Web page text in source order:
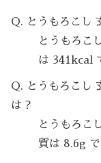
Q. とうもろこし
とうもろこ
は 341kcal
Q. とうもろこし
は？
とうもろこ
質は 8.6g で